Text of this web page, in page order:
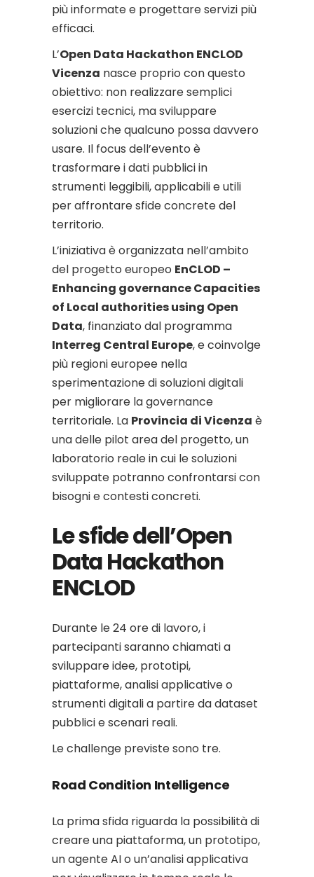
più informate e progettare servizi più
efficaci.
L’Open Data Hackathon ENCLOD
Vicenza nasce proprio con questo
obiettivo: non realizzare semplici
esercizi tecnici, ma sviluppare
soluzioni che qualcuno possa davvero
usare. Il focus dell’evento è
trasformare i dati pubblici in
strumenti leggibili, applicabili e utili
per affrontare sfide concrete del
territorio.
L’iniziativa è organizzata nell’ambito
del progetto europeo EnCLOD –
Enhancing governance Capacities
of Local authorities using Open
Data, finanziato dal programma
Interreg Central Europe, e coinvolge
più regioni europee nella
sperimentazione di soluzioni digitali
per migliorare la governance
territoriale. La Provincia di Vicenza è
una delle pilot area del progetto, un
laboratorio reale in cui le soluzioni
sviluppate potranno confrontarsi con
bisogni e contesti concreti.
Le sfide dell’Open
Data Hackathon
ENCLOD
Durante le 24 ore di lavoro, i
partecipanti saranno chiamati a
sviluppare idee, prototipi,
piattaforme, analisi applicative o
strumenti digitali a partire da dataset
pubblici e scenari reali.
Le challenge previste sono tre.
Road Condition Intelligence
La prima sfida riguarda la possibilità di
creare una piattaforma, un prototipo,
un agente AI o un’analisi applicativa